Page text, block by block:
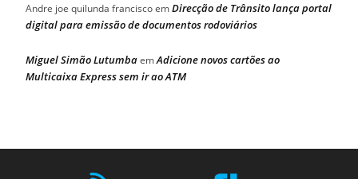
Andre joe quilunda franciscoemDirecção de Trânsito lança portal
digital para emissão de documentos rodoviários
Miguel Simão LutumbaemAdicione novos cartões ao
Multicaixa Express sem ir ao ATM